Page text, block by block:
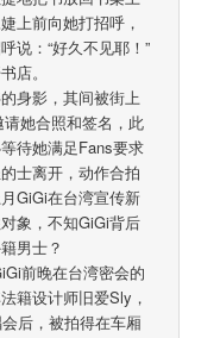
上前向她打招呼，
说：“好久不见耶！”
店。
身影，其间被街上
她合照和签名，此
待她满足Fans要求
士离开，动作合拍
GiGi在台湾宣传新
象，不知GiGi背后
男士？
前晚在台湾密会的
籍设计师旧爱Sly，
后，被拍得在车厢